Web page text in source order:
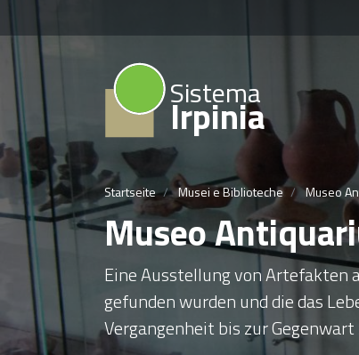
Sistema
Irpinia
Startseite Musei e Biblioteche Museo
Museo
Eine Ausstellung von Artefakten
gefunden wurden und die das
Vergangenheit bis zur Gegenwart